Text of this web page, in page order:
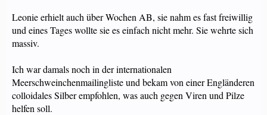
Leonie erhielt auch über Wochen AB, sie nahm es fast freiwillig
und eines Tages wollte sie es einfach nicht mehr. Sie wehrte sich
massiv.
Ich war damals noch in der internationalen
Meerschweinchenmailingliste und bekam von einer Engländeren
colloidales Silber empfohlen, was auch gegen Viren und Pilze
helfen soll.